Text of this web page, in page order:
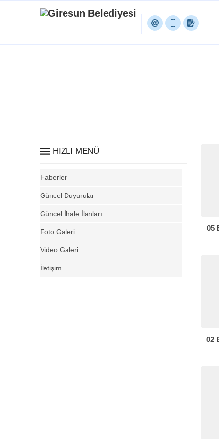
05
02
HIZLI MENÜ
Haberler
Güncel Duyurular
Güncel İhale İlanları
Foto Galeri
Video Galeri
İletişim